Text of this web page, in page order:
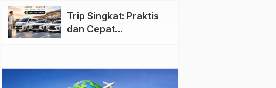
Trip Singkat: Praktis
dan Cepat